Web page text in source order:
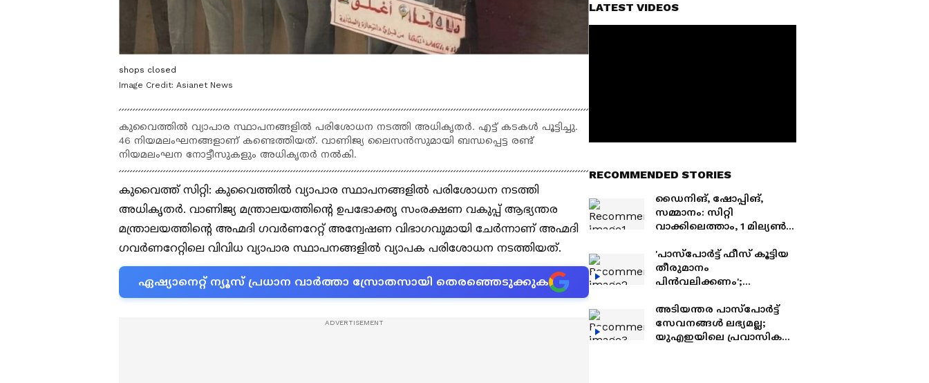
shops closed
Image Credit: Asianet News
കുവൈത്തിൽ വ്യാപാര സ്ഥാപനങ്ങളിൽ പരിശോധന നടത്തി അധികൃതർ. എട്ട് കടകൾ പൂട്ടിച്ചു.
46 നിയമലംഘനങ്ങളാണ് കണ്ടെത്തിയത്. വാണിജ്യ ലൈസൻസുമായി ബന്ധപ്പെട്ട രണ്ട്
നിയമലംഘന നോട്ടീസുകളും അധികൃതർ നൽകി.
കുവൈത്ത് സിറ്റി: കുവൈത്തിൽ വ്യാപാര സ്ഥാപനങ്ങളില്‍ പരിശോധന നടത്തി
അധികൃതർ. വാണിജ്യ മന്ത്രാലയത്തിന്‍റെ ഉപഭോക്തൃ സംരക്ഷണ വകുപ്പ് ആഭ്യന്തര
മന്ത്രാലയത്തിന്‍റെ അഹ്മദി ഗവർണറേറ്റ് അന്വേഷണ വിഭാഗവുമായി ചേർന്നാണ് അഹ്മദി
ഗവർണറേറ്റിലെ വിവിധ വ്യാപാര സ്ഥാപനങ്ങളിൽ വ്യാപക പരിശോധന നടത്തിയത്.
ഏഷ്യാനെറ്റ് ന്യൂസ് പ്രധാന വാർത്താ സ്രോതസായി തെരഞ്ഞെടുക്കുക
LATEST VIDEOS
RECOMMENDED STORIES
ഡൈനിങ്, ഷോപ്പിങ്,
സമ്മാനം: സിറ്റി
വാക്കിലെത്താം, 1 മില്യൺ
'പാസ്പോർട്ട് ഫീസ് കൂട്ടിയ
തീരുമാനം
പിൻവലിക്കണം';
അടിയന്തര പാസ്പോർട്ട്
സേവനങ്ങൾ ലഭ്യമല്ല;
യുഎഇയിലെ പ്രവാസികൾ